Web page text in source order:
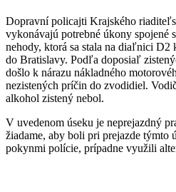
Dopravní policajti Krajského
vykonávajú potrebné úkony spojené
nehody, ktorá sa stala na diaľnici D2
do Bratislavy. Podľa doposiaľ
došlo k nárazu nákladného
nezistených príčin do zvodidiel.
alkohol zistený nebol.
V uvedenom úseku je neprejazdný
žiadame, aby boli pri prejazde týmto
pokynmi polície, prípadne využili